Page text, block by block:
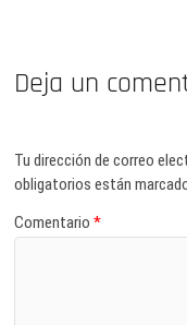
Deja un
Tu dirección de correo
obligatorios están
Comentario*